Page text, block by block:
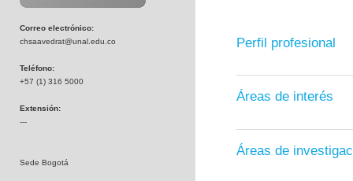
Correo electrónico:
chsaavedrat@unal.edu.co
Teléfono:
+57 (1) 316 5000
Extensión:
---
Sede Bogotá
Perfil profesional
Áreas de interés
Áreas de